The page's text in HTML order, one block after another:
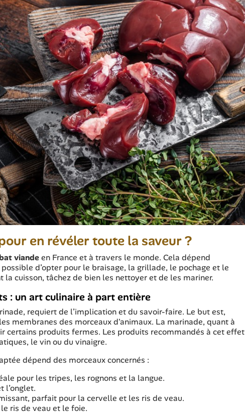
en révéler toute la saveur ?
viandeen France et à travers le monde. Cela dépend
d’opter pour le braisage, la grillade, le pochage et le
cuisson, tâchez de bien les nettoyer et de les mariner.
: un art culinaire à part entière
requiert de l’implication et du savoir-faire. Le but est,
membranes des morceaux d'animaux. La marinade, quant à
certains produits fermes. Les produits recommandés à cet effet
le vin ou du vinaigre.
dépend des morceaux concernés :
pour les tripes, les rognons et la langue.
l’onglet.
parfait pour la cervelle et les ris de veau.
ris de veau et le foie.